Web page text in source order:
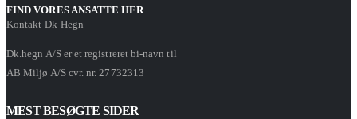
FIND VORES ANSATTE HER
Kontakt Dk-Hegn
Dk.hegn A/S er et registreret bi-navn til
AB Miljø A/S cvr. nr. 27732313
MEST BESØGTE SIDER